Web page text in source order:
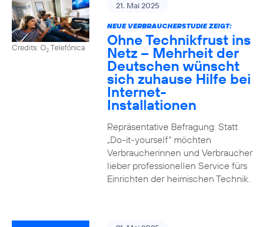
Credits: O2Telefónica
21. Mai 2025
NEUE VERBRAUCHERSTUDIE ZEIGT:
Ohne Technikfrust ins
Netz – Mehrheit der
Deutschen wünscht
sich zuhause Hilfe bei
Internet-
Installationen
Repräsentative Befragung: Statt
„Do-it-yourself“ möchten
Verbraucherinnen und Verbraucher
lieber professionellen Service fürs
Einrichten der heimischen Technik.